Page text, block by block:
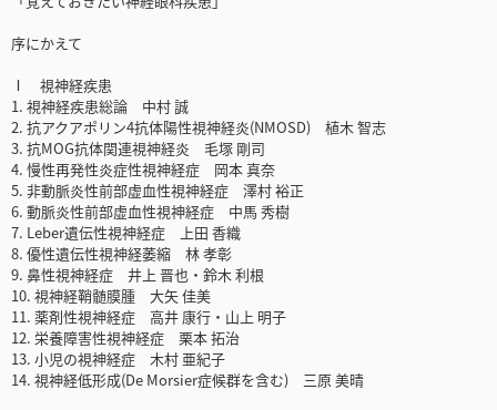
序にかえて
Ⅰ 視神経疾患
1. 視神経疾患総論 中村 誠
2. 抗アクアポリン4抗体陽性視神経炎(NMOSD) 植木 智志
3. 抗MOG抗体関連視神経炎 毛塚 剛司
4. 慢性再発性炎症性視神経症 岡本 真奈
5. 非動脈炎性前部虚血性視神経症 澤村 裕正
6. 動脈炎性前部虚血性視神経症 中馬 秀樹
7. Leber遺伝性視神経症 上田 香織
8. 優性遺伝性視神経萎縮 林 孝彰
9. 鼻性視神経症 井上 晋也・鈴木 利根
10. 視神経鞘髄膜腫 大矢 佳美
11. 薬剤性視神経症 高井 康行・山上 明子
12. 栄養障害性視神経症 栗本 拓治
13. 小児の視神経症 木村 亜紀子
14. 視神経低形成(De Morsier症候群を含む) 三原 美晴